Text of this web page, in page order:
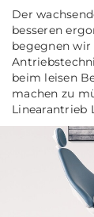
Der
besseren
begegnen
beim leisen
machen zu
Linearantrieb